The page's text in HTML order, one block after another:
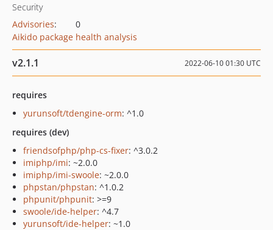
Security
Advisories:
0
Aikido package health analysis
v2.1.1 2022-06-10 01:30 UTC
requires
yurunsoft/tdengine-orm: ^1.0
requires (dev)
friendsofphp/php-cs-fixer: ^3.0.2
imiphp/imi: ~2.0.0
imiphp/imi-swoole: ~2.0.0
phpstan/phpstan: ^1.0.2
phpunit/phpunit: >=9
swoole/ide-helper: ^4.7
yurunsoft/ide-helper: ~1.0